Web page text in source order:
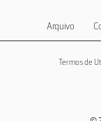
Arquivo
Termos de
©